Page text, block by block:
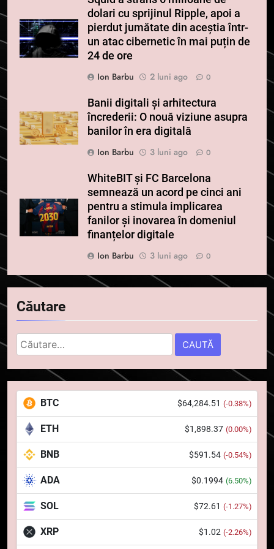
dolari cu sprijinul Ripple, apoi a
pierdut jumătate din aceștia într-
un atac cibernetic în mai puțin de
24 de ore
Ion Barbu
2 luni ago 0
Banii digitali și arhitectura
încrederii: O nouă viziune asupra
banilor în era digitală
Ion Barbu
3 luni ago 0
WhiteBIT și FC Barcelona
semnează un acord pe cinci ani
pentru a stimula implicarea
fanilor și inovarea în domeniul
finanțelor digitale
Ion Barbu
3 luni ago 0
Căutare
Caută
după:
BTC $64,284.51 (-0.38%)
ETH $1,898.37 (0.00%)
BNB $591.54 (-0.54%)
ADA $0.1994 (6.50%)
SOL $72.61 (-1.27%)
XRP $1.02 (-2.26%)
5
Squid a strâns 6 milioane de
dolari cu sprijinul Ripple, apoi a
pierdut jumătate din aceștia
într-un atac cibernetic în mai
puțin de 24 de ore
STIRI
Banii digitali și arhitectura
încrederii: O nouă viziune asupra
banilor în era digitală
STIRI
7
WhiteBIT și FC Barcelona